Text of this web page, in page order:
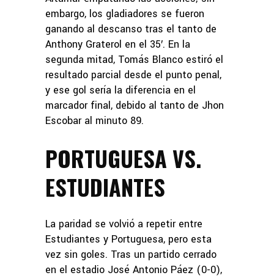
embargo, los gladiadores se fueron
ganando al descanso tras el tanto de
Anthony Graterol en el 35′. En la
segunda mitad, Tomás Blanco estiró el
resultado parcial desde el punto penal,
y ese gol sería la diferencia en el
marcador final, debido al tanto de Jhon
Escobar al minuto 89.
PORTUGUESA VS.
ESTUDIANTES
La paridad se volvió a repetir entre
Estudiantes y Portuguesa, pero esta
vez sin goles. Tras un partido cerrado
en el estadio José Antonio Páez (0-0),